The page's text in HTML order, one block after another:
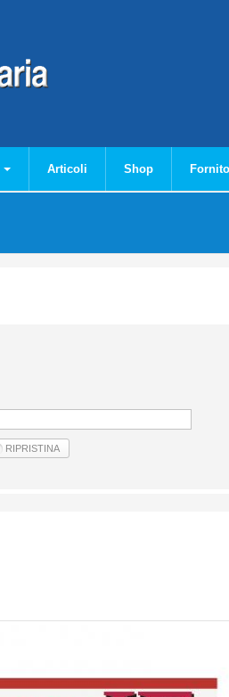
Articoli Shop